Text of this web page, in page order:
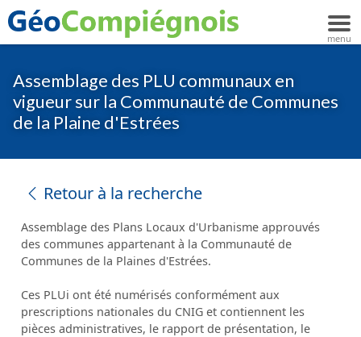
Assemblage des PLU communaux en
vigueur sur la Communauté de Communes
de la Plaine d'Estrées
Retour à la recherche
Assemblage des Plans Locaux d'Urbanisme approuvés
des communes appartenant à la Communauté de
Communes de la Plaines d'Estrées.
Ces PLUi ont été numérisés conformément aux
prescriptions nationales du CNIG et contiennent les
pièces administratives, le rapport de présentation, le